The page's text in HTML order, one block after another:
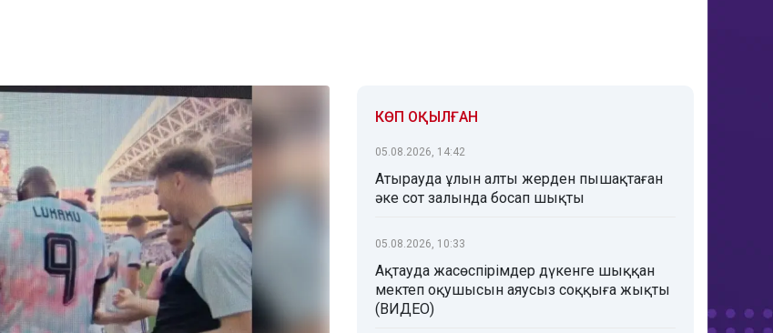
КӨП ОҚЫЛҒАН
05.08.2026, 14:42
Атырауда ұлын алты жерден пышақтаған
әке сот залында босап шықты
05.08.2026, 10:33
Ақтауда жасөспірімдер дүкенге шыққан
мектеп оқушысын аяусыз соққыға жықты
(ВИДЕО)